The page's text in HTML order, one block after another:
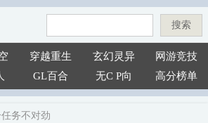
搜索
穿越重生 玄幻灵异
网游竞技
GL百合 无C P向 高分榜单
务不对劲